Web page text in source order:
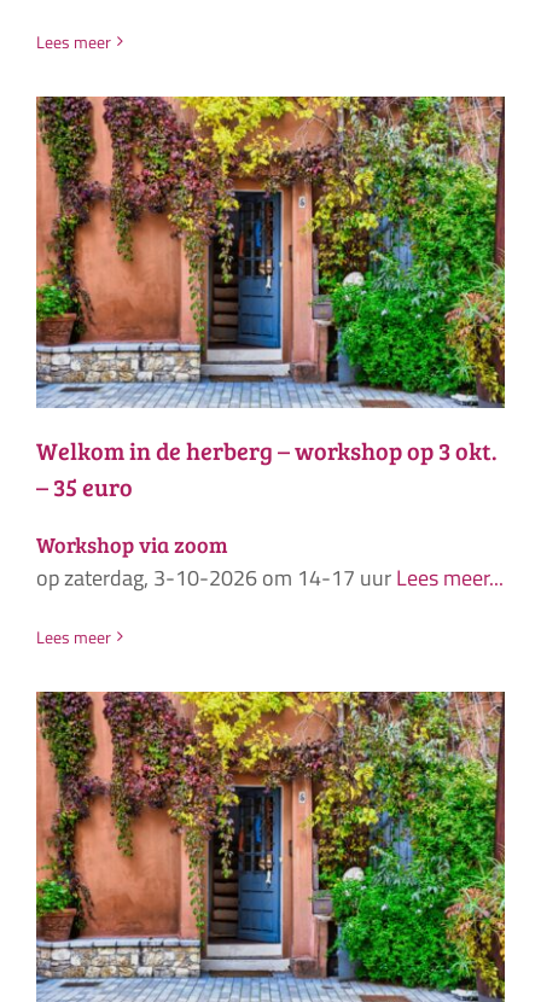
Lees meer
Welkom in de herberg – workshop op 3 okt.
– 35 euro
Workshop via zoom
op zaterdag, 3-10-2026 om 14-17 uurLees meer...
Lees meer